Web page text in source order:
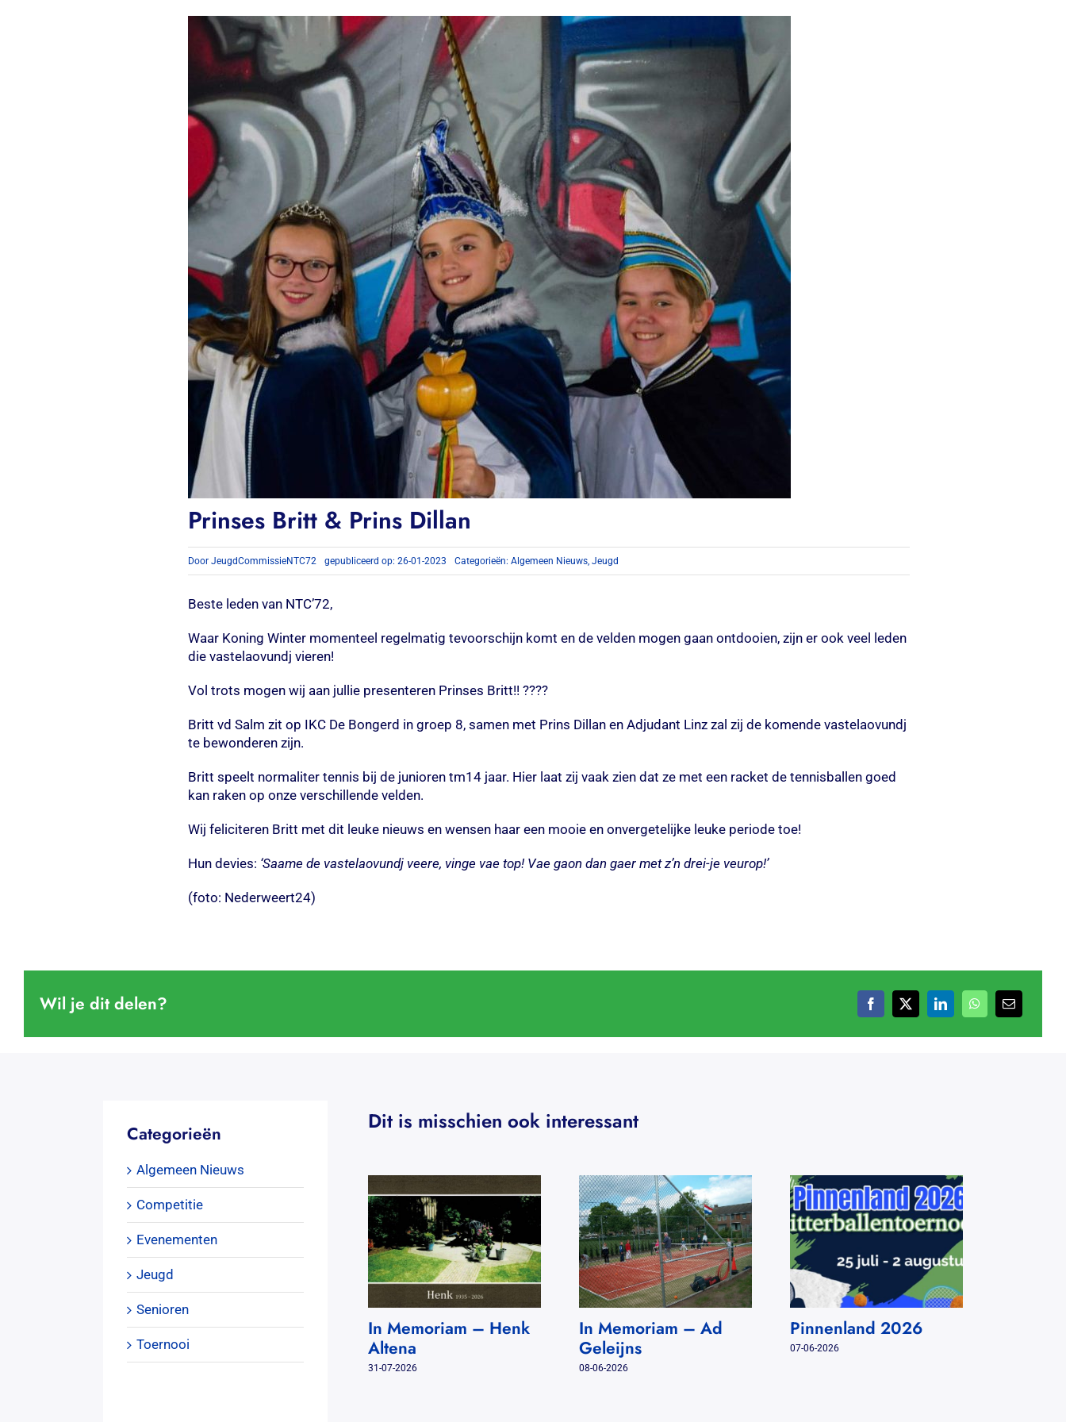
Prinses Britt & Prins Dillan
DoorJeugdCommissieNTC72 gepubliceerd op: 26-01-2023 Categorieën:Algemeen Nieuws,Jeugd
Beste leden van NTC’72,
Waar Koning Winter momenteel regelmatig tevoorschijn komt en de velden mogen gaan ontdooien, zijn er ook veel leden
die vastelaovundj vieren!
Vol trots mogen wij aan jullie presenteren Prinses Britt!! ????
Britt vd Salm zit op IKC De Bongerd in groep 8, samen met Prins Dillan en Adjudant Linz zal zij de komende vastelaovundj
te bewonderen zijn.
Britt speelt normaliter tennis bij de junioren tm14 jaar. Hier laat zij vaak zien dat ze met een racket de tennisballen goed
kan raken op onze verschillende velden.
Wij feliciteren Britt met dit leuke nieuws en wensen haar een mooie en onvergetelijke leuke periode toe!
Hun devies: ‘Saame de vastelaovundj veere, vinge vae top! Vae gaon dan gaer met z’n drei-je veurop!’
(foto: Nederweert24)
Wil je dit delen?
Categorieën
Algemeen Nieuws
Competitie
Evenementen
Jeugd
Senioren
Toernooi
Dit is misschien ook interessant
In Memoriam – Henk
Altena
31-07-2026
In Memoriam – Ad
Geleijns
08-06-2026
Pinnenland 2026
07-06-2026